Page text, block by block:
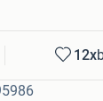
12x